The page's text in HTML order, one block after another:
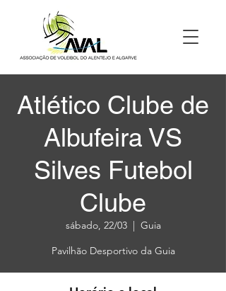
Atlético Clube de
Albufeira VS
Silves Futebol
Clube
sábado, 22/03
  |
Guia
Pavilhão Desportivo da Guia